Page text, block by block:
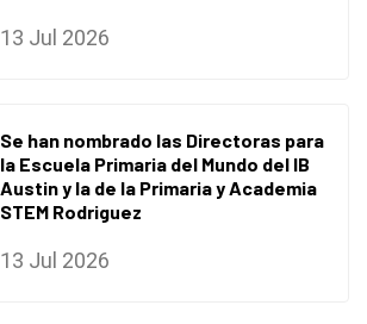
13 Jul 2026
Se han nombrado las Directoras para
la Escuela Primaria del Mundo del IB
Austin y la de la Primaria y Academia
STEM Rodriguez
13 Jul 2026